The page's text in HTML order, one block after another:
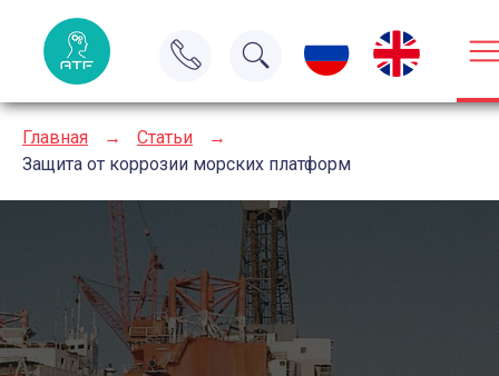
Главная → Статьи
→
Защита от коррозии морских платформ